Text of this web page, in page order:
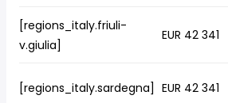
[regions_italy.friuli-
v.giulia]
EUR 42 341
[regions_italy.sardegna] EUR 42 341